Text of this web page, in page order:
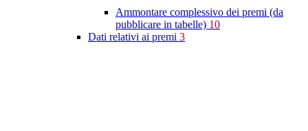
Ammontare complessivo dei premi (da
pubblicare in tabelle) 10
Dati relativi ai premi 3